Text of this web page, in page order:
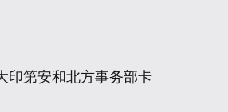
印第安和北方事务部卡